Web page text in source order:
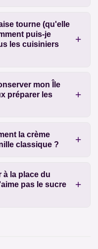
tourne (qu'elle
puis-je
les cuisiniers
mon Île
préparer les
la crème
classique ?
à la place du
pas le sucre